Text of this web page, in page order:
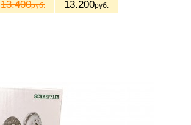
13.400руб. 13.200руб.